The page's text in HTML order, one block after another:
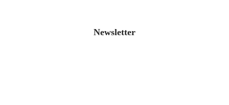
Newsletter